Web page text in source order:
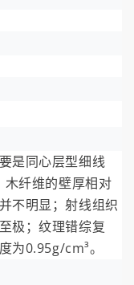
是同心层型细线
木纤维的壁厚相对
不明显；射线组织
极；纹理错综复
为0.95g/cm³。